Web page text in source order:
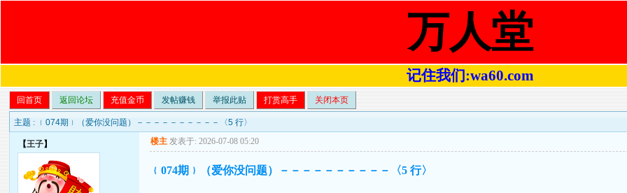
万人堂
记住我们:wa60.com
回首页 返回论坛 充值金币 发帖赚钱 举报此贴 打赏高手 关闭本页
主题 : ﹛074期﹜（爱你没问题）－－－－－－－－－－〈5 行〉
【王子】 楼主 发表于: 2026-07-08 05:20
﹛074期﹜（爱你没问题）－－－－－－－－－－〈5 行〉